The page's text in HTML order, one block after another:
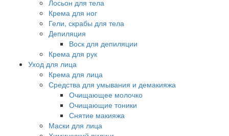
Лосьон для тела
Крема для ног
Гели, скрабы для тела
Депиляция
Воск для депиляции
Крема для рук
Уход для лица
Крема для лица
Средства для умывания и демакияжа
Очищающее молочко
Очищающие тоники
Снятие макияжа
Маски для лица